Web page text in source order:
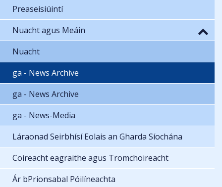
Preaseisiúintí
Nuacht agus Meáin
Nuacht
ga - News Archive
ga - News Archive
ga - News-Media
Láraonad Seirbhísí Eolais an Gharda Síochána
Coireacht eagraithe agus Tromchoireacht
Ár bPrionsabal Póilíneachta